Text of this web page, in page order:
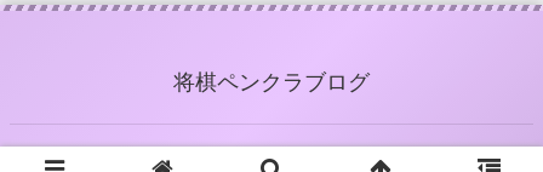
将棋ペンクラブログ